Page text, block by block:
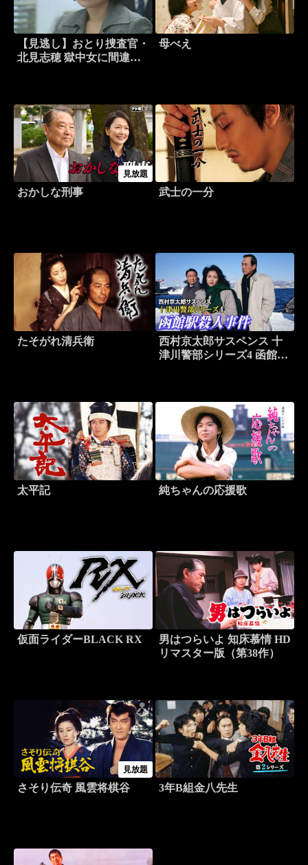
【見逃し】おとり捜査官・
北見志穂 獄中女に間違わ
松下由樹）
母べえ
見放題
おかしな刑事 武士の一分
たそがれ清兵衛
西村京太郎サスペンス 十
津川警部シリーズ4 函館駅
太平記 純ちゃんの応援歌
仮面ライダーBLACK RX
男はつらいよ 知床慕情 HD
リマスター版（第38作）
見放題
さそり伝奇 風雲将棋谷 3年B組金八先生